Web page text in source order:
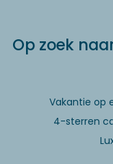
Op zoek
Vakantie op
4-sterren